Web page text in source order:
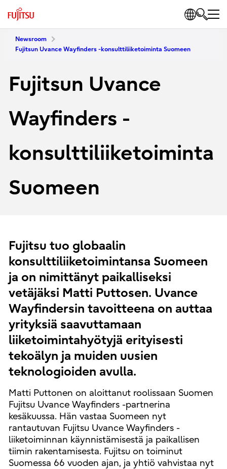
Newsroom
Fujitsun Uvance Wayfinders -konsulttiliiketoiminta Suomeen
Fujitsun Uvance
Wayfinders -
konsulttiliiketoiminta
Suomeen
Fujitsu tuo globaalin
konsulttiliiketoimintansa Suomeen
ja on nimittänyt paikalliseksi
vetäjäksi Matti Puttosen. Uvance
Wayfindersin tavoitteena on auttaa
yrityksiä saavuttamaan
liiketoimintahyötyjä erityisesti
tekoälyn ja muiden uusien
teknologioiden avulla.
Matti Puttonen on aloittanut roolissaan Suomen
Fujitsu Uvance Wayfinders -partnerina
kesäkuussa. Hän vastaa Suomeen nyt
rantautuvan Fujitsu Uvance Wayfinders -
liiketoiminnan käynnistämisestä ja paikallisen
tiimin rakentamisesta. Fujitsu on toiminut
Suomessa 66 vuoden ajan, ja yhtiö vahvistaa nyt